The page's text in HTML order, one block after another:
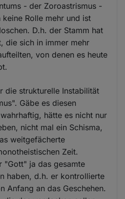
- der Zoroastrismus -
Rolle mehr und ist
D.h. der Stamm hat
die sich in immer mehr
von denen es heute
die strukturelle Instabilität
Gäbe es diesen
hätte es nicht nur
nicht mal ein Schisma,
weitgefächerte
Zeit.
"Gott" ja das gesamte
haben, d.h. er kontrollierte
Anfang an das Geschehen.